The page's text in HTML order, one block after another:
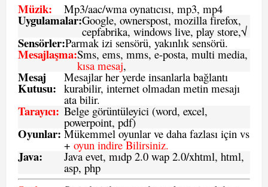
Müzik: Mp3/aac/wma oynatıcısı, mp3, mp4
Uygulamalar:Google, ownerspost, mozilla firefox,
cepfabrika, windows live, play store,√
Sensörler:Parmak izi sensörü, yakınlık sensörü.
Mesajlaşma:Sms, ems, mms, e-posta, multi media,
kısa mesaj,
Mesaj
Kutusu:
Mesajlar her yerde insanlarla bağlantı
kurabilir, internet olmadan metin mesajı
ata bilir.
Tarayıcı: Belge görüntüleyici (word, excel,
powerpoint, pdf)
Oyunlar: Mükemmel oyunlar ve daha fazlası için vs
+ oyun indire Bilirsiniz.
Java: Java evet, mıdp 2.0 wap 2.0/xhtml, html,
asp, php